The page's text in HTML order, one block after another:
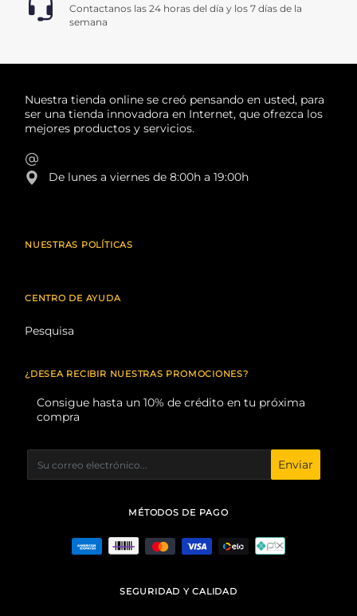
Contactanos las 24 horas del día y los 7 días de la
semana
Nuestra tienda online se creó pensando en usted, para
ser una tienda innovadora en Internet, que ofrezca los
mejores productos y servicios.
De lunes a viernes de 8:00h a 19:00h
NUESTRAS POLÍTICAS
CENTRO DE AYUDA
Pesquisa
¿DESEA RECIBIR NUESTRAS PROMOCIONES?
Consigue hasta un 10% de crédito en tu próxima
compra
Enviar
MÉTODOS DE PAGO
SEGURIDAD Y CALIDAD